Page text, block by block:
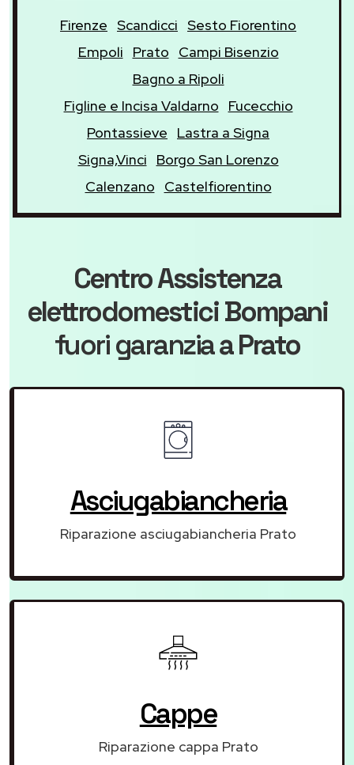
Firenze Scandicci Sesto Fiorentino
Empoli
Prato
Campi Bisenzio
Bagno a Ripoli
Figline e Incisa Valdarno
Fucecchio
Pontassieve
Lastra a Signa
Signa,Vinci
Borgo San Lorenzo
Calenzano
Castelfiorentino
Centro Assistenza
elettrodomestici Bompani
fuori garanziaa Prato
Asciugabiancheria
Riparazione asciugabiancheria Prato
Cappe
Riparazione cappa Prato